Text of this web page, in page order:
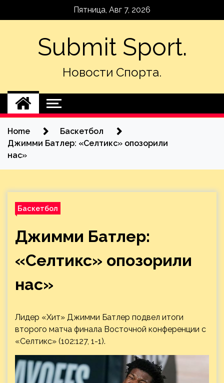
Пятница, Авг 7, 2026
Submit Sport.
Новости Спорта.
Home
Баскетбол
Джимми Батлер: «Селтикс» опозорили
нас»
Баскетбол
Джимми Батлер:
«Селтикс» опозорили
нас»
Лидер «Хит» Джимми Батлер подвел итоги
второго матча финала Восточной конференции с
«Селтикс» (102:127, 1-1).